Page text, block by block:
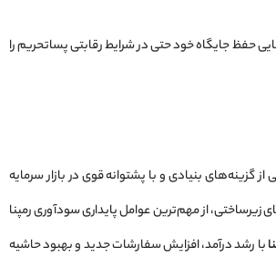
حفظ جایگاه خود حتی در شرایط رقابتی پساتحریم را
از گزینه‌های بنیادی و با پشتوانه قوی در بازار سرمایه
از مهم‌ترین عوامل پایداری سودآوری رمپنا
با رشد درآمد، افزایش سفارشات جدید و بهبود حاشیه